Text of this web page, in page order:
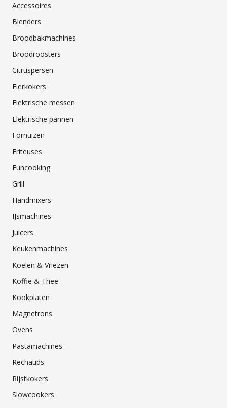
Accessoires
Blenders
Broodbakmachines
Broodroosters
Citruspersen
Eierkokers
Elektrische messen
Elektrische pannen
Fornuizen
Friteuses
Funcooking
Grill
Handmixers
IJsmachines
Juicers
Keukenmachines
Koelen & Vriezen
Koffie & Thee
Kookplaten
Magnetrons
Ovens
Pastamachines
Rechauds
Rijstkokers
Slowcookers